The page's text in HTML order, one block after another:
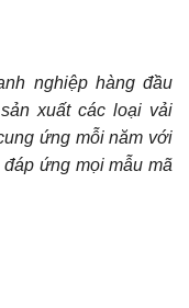
nghiệp hàng đầu
xuất các loại vải
ứng mỗi năm với
ứng mọi mẫu mã